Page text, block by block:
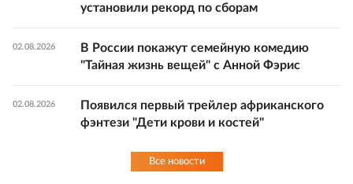
установили рекорд по сборам
02.08.2026
В России покажут семейную комедию
"Тайная жизнь вещей" с Анной Фэрис
02.08.2026
Появился первый трейлер африканского
фэнтези "Дети крови и костей"
Все новости